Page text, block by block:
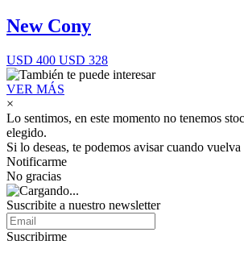
New Cony
USD 400 USD 328
VER MÁS
×
Lo sentimos, en este momento no tenemos
elegido.
Si lo deseas, te podemos avisar cuando
Notificarme
No gracias
Suscribite a nuestro newsletter
Suscribirme